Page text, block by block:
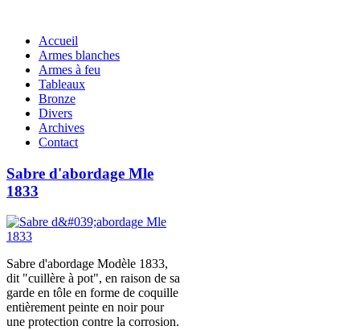
Accueil
Armes blanches
Armes à feu
Tableaux
Bronze
Divers
Archives
Contact
Sabre d'abordage Mle
1833
Sabre d'abordage Modèle 1833,
dit "cuillère à pot", en raison de sa
garde en tôle en forme de coquille
entièrement peinte en noir pour
une protection contre la corrosion.